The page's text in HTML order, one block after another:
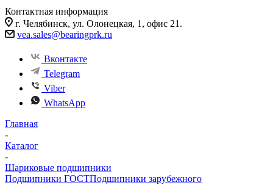
Контактная информация
г. Челябинск, ул. Олонецкая, 1, офис 21.
vea.sales@bearingprk.ru
Вконтакте
Telegram
Viber
WhatsApp
Главная
-
Каталог
-
Шариковые подшипники
Подшипники ГОСТПодшипники зарубежного